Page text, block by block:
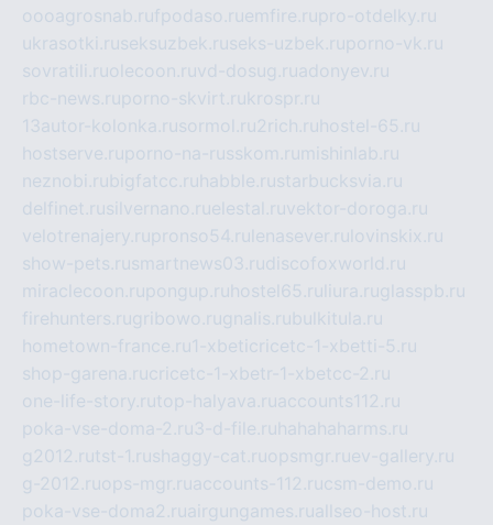
oooagrosnab.rufpodaso.ruemfire.rupro-otdelky.ru
ukrasotki.ruseksuzbek.ruseks-uzbek.ruporno-vk.ru
sovratili.ruolecoon.ruvd-dosug.ruadonyev.ru
rbc-news.ruporno-skvirt.rukrospr.ru
13autor-kolonka.rusormol.ru2rich.ru hostel-65.ru
hostserve.ruporno-na-russkom.ru mishinlab.ru
neznobi.rubigfatcc.ru habble.rustarbucksvia.ru
delfinet.rusilvernano.ruelestal.ruvektor-doroga.ru
velotrenajery.rupronso54.ru lenasever.ru lovinskix.ru
show-pets.rusmartnews03.rudiscofoxworld.ru
miraclecoon.rupongup.ru hostel65.ru liura.ruglasspb.ru
firehunters.rugribowo.rugnalis.rubulkitula.ru
hometown-france.ru1-xbeticricetc-1-xbetti-5.ru
shop-garena.rucricetc-1-xbetr-1-xbetcc-2.ru
one-life-story.rutop-halyava.ruaccounts112.ru
poka-vse-doma-2.ru3-d-file.ru hahahaharms.ru
g2012.rutst-1.rushaggy-cat.ruopsmgr.ruev-gallery.ru
g-2012.ruops-mgr.ruaccounts-112.rucsm-demo.ru
poka-vse-doma2.ruairgungames.ruallseo-host.ru